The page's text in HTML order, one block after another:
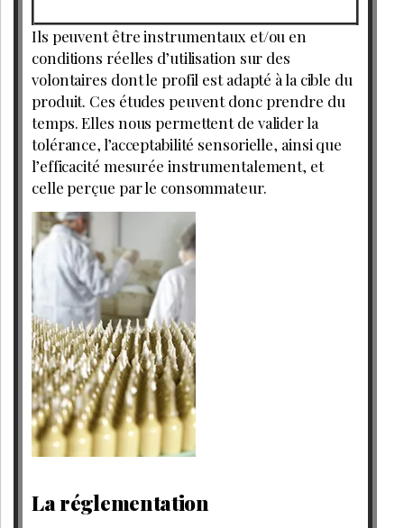
Ils peuvent être instrumentaux et/ou en
conditions réelles d’utilisation sur des
volontaires dont le profil est adapté à la cible du
produit. Ces études peuvent donc prendre du
temps. Elles nous permettent de valider la
tolérance, l’acceptabilité sensorielle, ainsi que
l’efficacité mesurée instrumentalement, et
celle perçue par le consommateur.
La réglementation